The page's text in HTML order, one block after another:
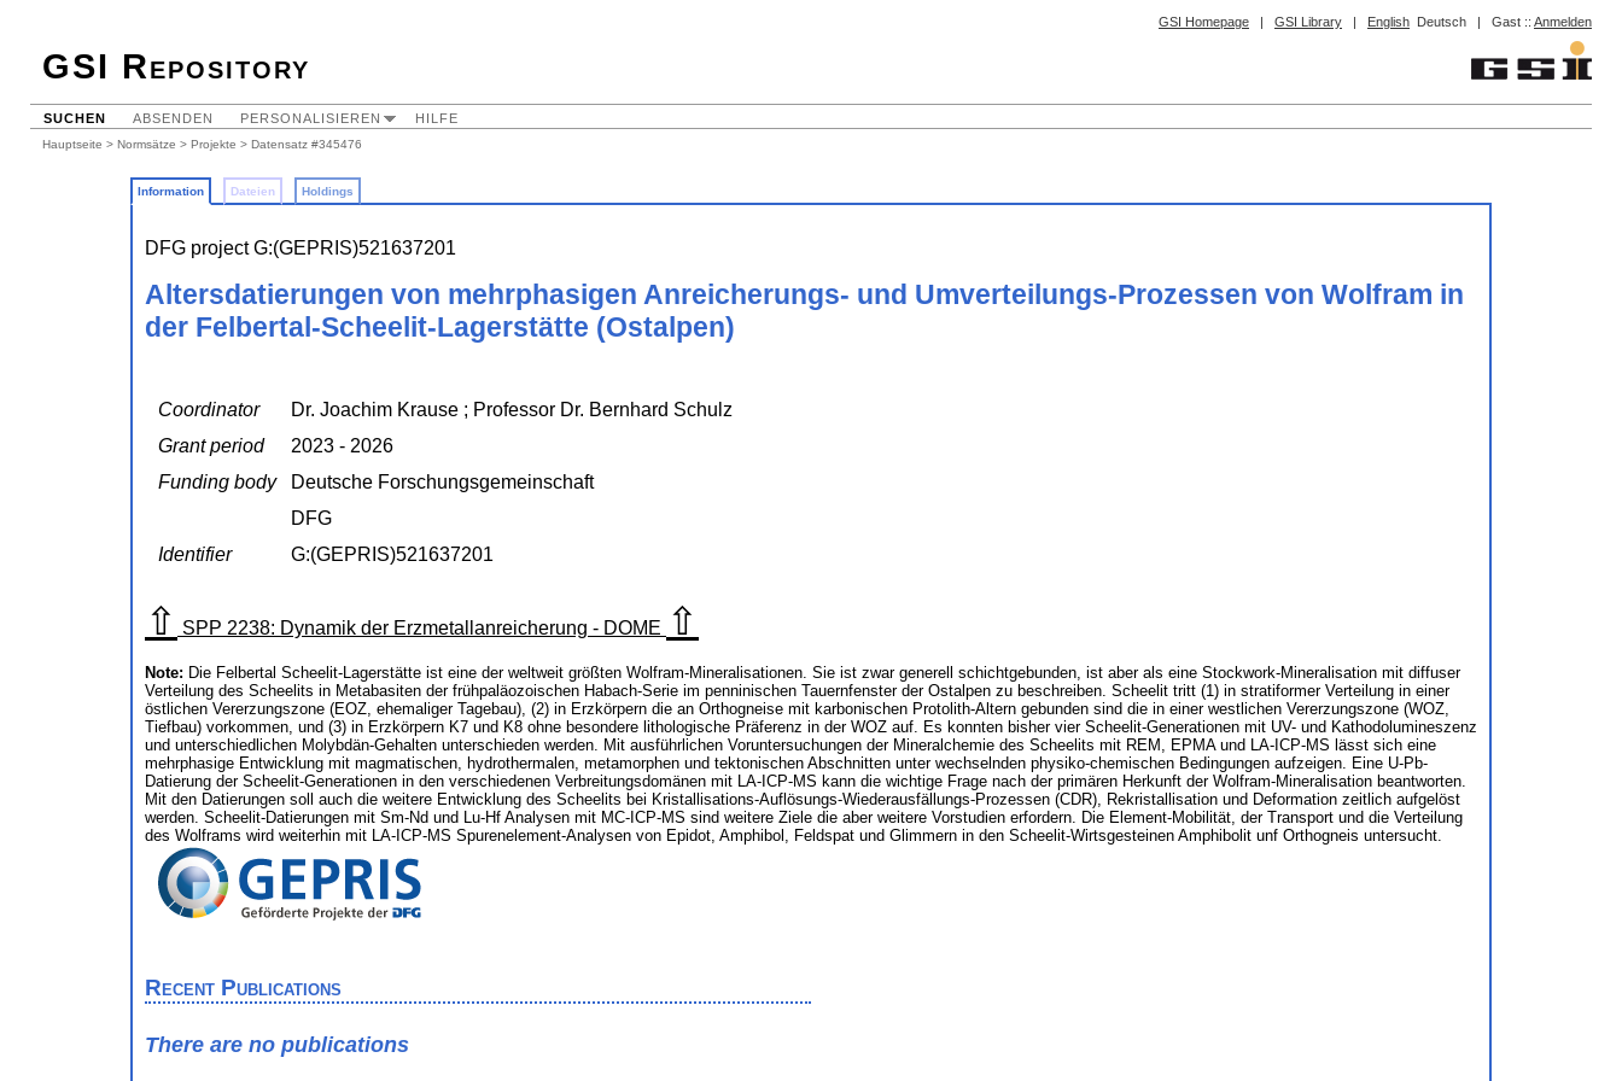
GSI Homepage | GSI Library | English Deutsch | Gast :: Anmelden
GSI Repository
SUCHEN ABSENDEN PERSONALISIEREN HILFE
Hauptseite > Normsätze > Projekte > Datensatz #345476
Information Dateien Holdings
DFG project G:(GEPRIS)521637201
Altersdatierungen von mehrphasigen Anreicherungs- und Umverteilungs-Prozessen von Wolfram in
der Felbertal-Scheelit-Lagerstätte (Ostalpen)
Coordinator
Dr. Joachim Krause ; Professor Dr. Bernhard Schulz
Grant period
2023 - 2026
Funding body
Deutsche Forschungsgemeinschaft
DFG
Identifier
G:(GEPRIS)521637201
⇧ SPP 2238: Dynamik der Erzmetallanreicherung - DOME ⇧
Note: Die Felbertal Scheelit-Lagerstätte ist eine der weltweit größten Wolfram-Mineralisationen. Sie ist zwar generell schichtgebunden, ist aber als eine Stockwork-Mineralisation mit diffuser
Verteilung des Scheelits in Metabasiten der frühpaläozoischen Habach-Serie im penninischen Tauernfenster der Ostalpen zu beschreiben. Scheelit tritt (1) in stratiformer Verteilung in einer
östlichen Vererzungszone (EOZ, ehemaliger Tagebau), (2) in Erzkörpern die an Orthogneise mit karbonischen Protolith-Altern gebunden sind die in einer westlichen Vererzungszone (WOZ,
Tiefbau) vorkommen, und (3) in Erzkörpern K7 und K8 ohne besondere lithologische Präferenz in der WOZ auf. Es konnten bisher vier Scheelit-Generationen mit UV- und Kathodolumineszenz
und unterschiedlichen Molybdän-Gehalten unterschieden werden. Mit ausführlichen Voruntersuchungen der Mineralchemie des Scheelits mit REM, EPMA und LA-ICP-MS lässt sich eine
mehrphasige Entwicklung mit magmatischen, hydrothermalen, metamorphen und tektonischen Abschnitten unter wechselnden physiko-chemischen Bedingungen aufzeigen. Eine U-Pb-
Datierung der Scheelit-Generationen in den verschiedenen Verbreitungsdomänen mit LA-ICP-MS kann die wichtige Frage nach der primären Herkunft der Wolfram-Mineralisation beantworten.
Mit den Datierungen soll auch die weitere Entwicklung des Scheelits bei Kristallisations-Auflösungs-Wiederausfällungs-Prozessen (CDR), Rekristallisation und Deformation zeitlich aufgelöst
werden. Scheelit-Datierungen mit Sm-Nd und Lu-Hf Analysen mit MC-ICP-MS sind weitere Ziele die aber weitere Vorstudien erfordern. Die Element-Mobilität, der Transport und die Verteilung
des Wolframs wird weiterhin mit LA-ICP-MS Spurenelement-Analysen von Epidot, Amphibol, Feldspat und Glimmern in den Scheelit-Wirtsgesteinen Amphibolit unf Orthogneis untersucht.
Recent Publications
There are no publications